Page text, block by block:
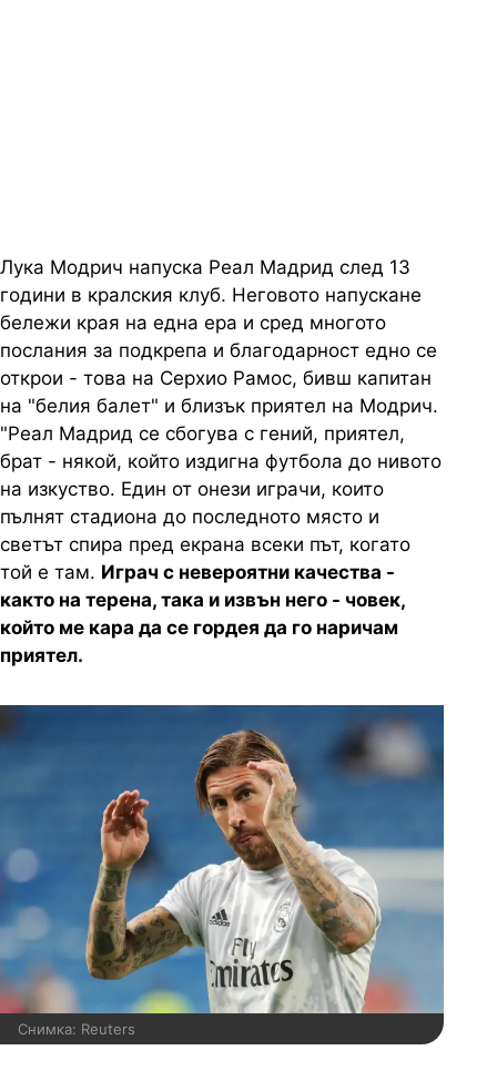
Лука Модрич напуска Реал Мадрид след 13
години в кралския клуб. Неговото напускане
бележи края на една ера и сред многото
послания за подкрепа и благодарност едно се
открои - това на Серхио Рамос, бивш капитан
на "белия балет" и близък приятел на Модрич.
"Реал Мадрид се сбогува с гений, приятел,
брат - някой, който издигна футбола до нивото
на изкуство. Един от онези играчи, които
пълнят стадиона до последното място и
светът спира пред екрана всеки път, когато
той е там. Играч с невероятни качества -
както на терена, така и извън него - човек,
който ме кара да се гордея да го наричам
приятел.
Снимка: Reuters